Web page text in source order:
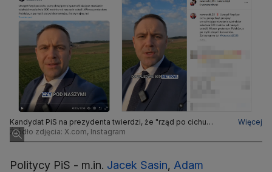
Kandydat PiS na prezydenta twierdzi, że "rząd po cichu
przepchnął" ustawę wiatrakową. Wprowadza w błąd
Więcej
Źródło zdjęcia: X.com, Instagram
Politycy PiS - m.in. Jacek Sasin, Adam